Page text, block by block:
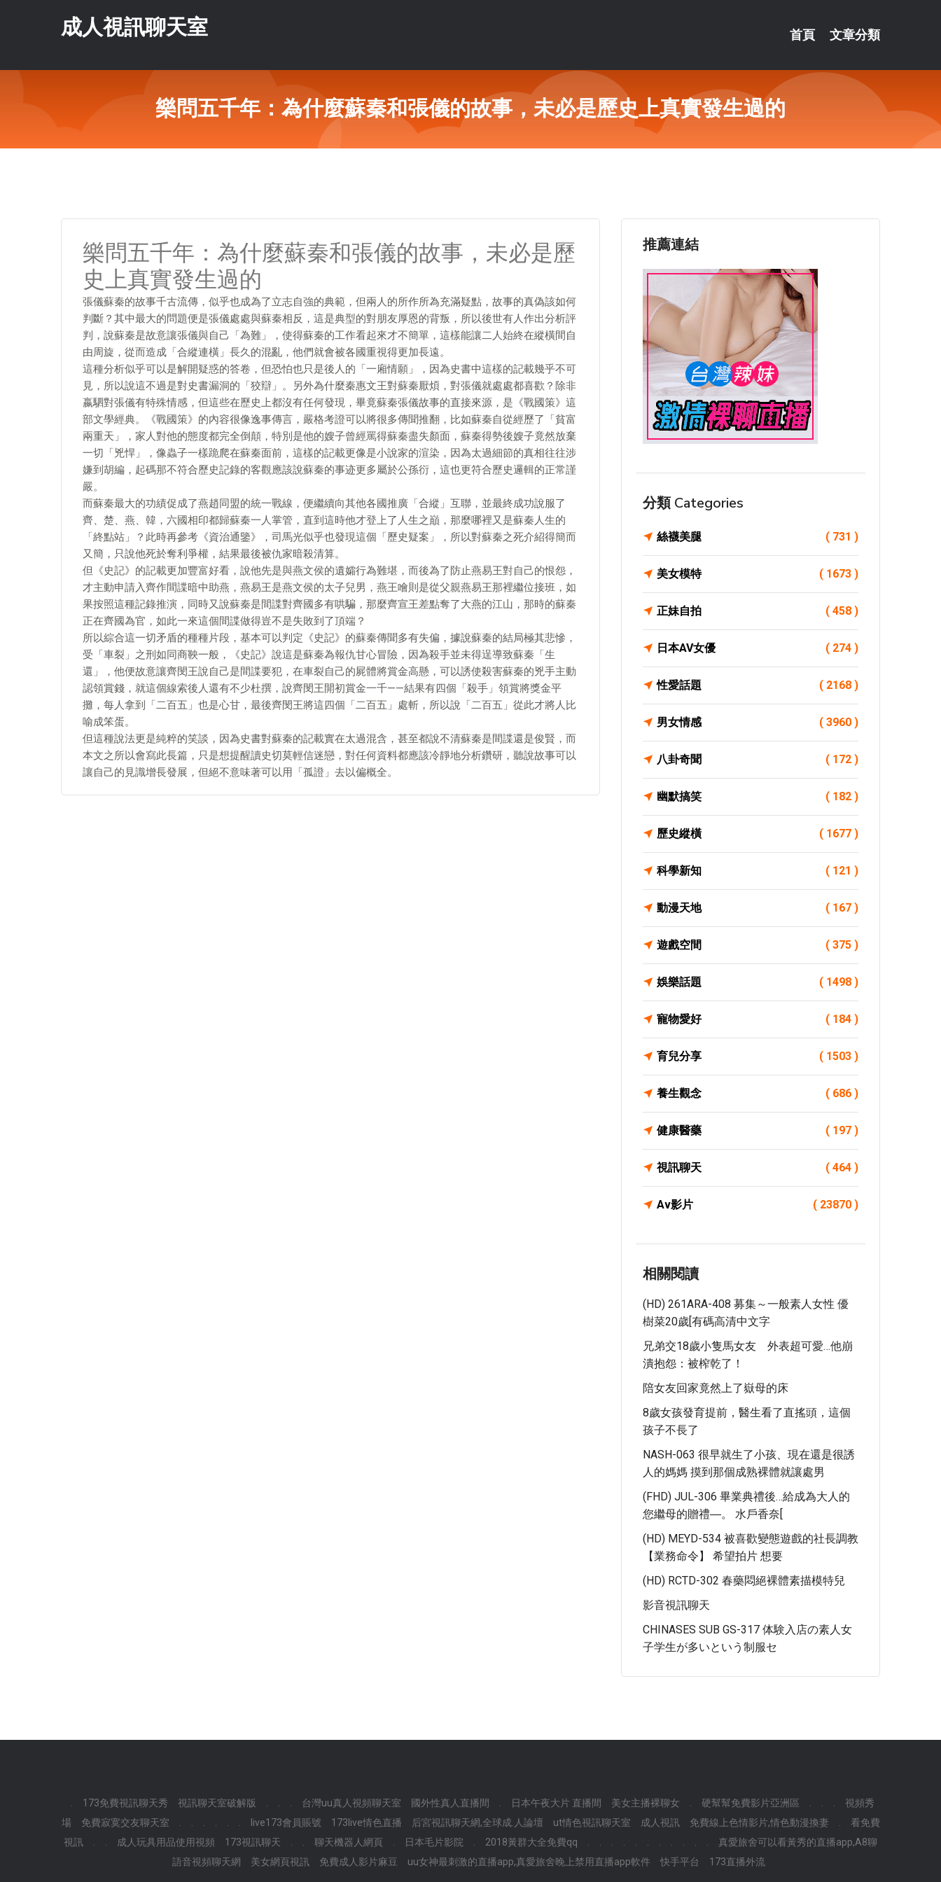
成人視訊聊天室 首頁 文章分類
樂問五千年：為什麼蘇秦和張儀的故事，未必是歷史上真實發生過的
樂問五千年：為什麼蘇秦和張儀的故事，未必是歷
史上真實發生過的
張儀蘇秦的故事千古流傳，似乎也成為了立志自強的典範，但兩人的所作所為充滿疑點，故事的真偽該如何
判斷？其中最大的問題便是張儀處處與蘇秦相反，這是典型的對朋友厚恩的背叛，所以後世有人作出分析評
判，說蘇秦是故意讓張儀與自己「為難」，使得蘇秦的工作看起來才不簡單，這樣能讓二人始終在縱橫間自
由周旋，從而造成「合縱連橫」長久的混亂，他們就會被各國重視得更加長遠。
這種分析似乎可以是解開疑惑的答卷，但恐怕也只是後人的「一廂情願」，因為史書中這樣的記載幾乎不可
見，所以說這不過是對史書漏洞的「狡辯」。另外為什麼秦惠文王對蘇秦厭煩，對張儀就處處都喜歡？除非
嬴駟對張儀有特殊情感，但這些在歷史上都沒有任何發現，畢竟蘇秦張儀故事的直接來源，是《戰國策》這
部文學經典。《戰國策》的內容很像逸事傳言，嚴格考證可以將很多傳聞推翻，比如蘇秦自從經歷了「貧富
兩重天」，家人對他的態度都完全倒顛，特別是他的嫂子曾經罵得蘇秦盡失顏面，蘇秦得勢後嫂子竟然放棄
一切「兇悍」，像蟲子一樣跪爬在蘇秦面前，這樣的記載更像是小說家的渲染，因為太過細節的真相往往涉
嫌到胡編，起碼那不符合歷史記錄的客觀應該說蘇秦的事迹更多屬於公孫衍，這也更符合歷史邏輯的正常謹
嚴。
而蘇秦最大的功績促成了燕趙同盟的統一戰線，便繼續向其他各國推廣「合縱」互聯，並最終成功說服了
齊、楚、燕、韓，六國相印都歸蘇秦一人掌管，直到這時他才登上了人生之巔，那麼哪裡又是蘇秦人生的
「終點站」？此時再參考《資治通鑒》，司馬光似乎也發現這個「歷史疑案」，所以對蘇秦之死介紹得簡而
又簡，只說他死於奪利爭權，結果最後被仇家暗殺清算。
但《史記》的記載更加豐富好看，說他先是與燕文侯的遺孀行為難堪，而後為了防止燕易王對自己的恨怨，
才主動申請入齊作間諜暗中助燕，燕易王是燕文侯的太子兒男，燕王噲則是從父親燕易王那裡繼位接班，如
果按照這種記錄推演，同時又說蘇秦是間諜對齊國多有哄騙，那麼齊宣王差點奪了大燕的江山，那時的蘇秦
正在齊國為官，如此一來這個間諜做得豈不是失敗到了頂端？
所以綜合這一切矛盾的種種片段，基本可以判定《史記》的蘇秦傳聞多有失偏，據說蘇秦的結局極其悲慘，
受「車裂」之刑如同商鞅一般，《史記》說這是蘇秦為報仇甘心冒險，因為殺手並未得逞導致蘇秦「生
還」，他便故意讓齊閔王說自己是間諜要犯，在車裂自己的屍體將賞金高懸，可以誘使殺害蘇秦的兇手主動
認領賞錢，就這個線索後人還有不少杜撰，說齊閔王開初賞金一千——結果有四個「殺手」領賞將獎金平
攤，每人拿到「二百五」也是心甘，最後齊閔王將這四個「二百五」處斬，所以說「二百五」從此才將人比
喻成笨蛋。
但這種說法更是純粹的笑談，因為史書對蘇秦的記載實在太過混含，甚至都說不清蘇秦是間諜還是俊賢，而
本文之所以會寫此長篇，只是想提醒讀史切莫輕信迷戀，對任何資料都應該冷靜地分析鑽研，聽說故事可以
讓自己的見識增長發展，但絕不意味著可以用「孤證」去以偏概全。
推薦連結
分類 Categories
絲襪美腿 ( 731 )
美女模特 ( 1673 )
正妹自拍 ( 458 )
日本AV女優 ( 274 )
性愛話題 ( 2168 )
男女情感 ( 3960 )
八卦奇聞 ( 172 )
幽默搞笑 ( 182 )
歷史縱橫 ( 1677 )
科學新知 ( 121 )
動漫天地 ( 167 )
遊戲空間 ( 375 )
娛樂話題 ( 1498 )
寵物愛好 ( 184 )
育兒分享 ( 1503 )
養生觀念 ( 686 )
健康醫藥 ( 197 )
視訊聊天 ( 464 )
Av影片 ( 23870 )
相關閱讀
(HD) 261ARA-408 募集～一般素人女性 優
樹菜20歲[有碼高清中文字
兄弟交18歲小隻馬女友 外表超可愛…他崩
潰抱怨：被榨乾了！
陪女友回家竟然上了嶽母的床
8歲女孩發育提前，醫生看了直搖頭，這個
孩子不長了
NASH-063 很早就生了小孩、現在還是很誘
人的媽媽 摸到那個成熟裸體就讓處男
(FHD) JUL-306 畢業典禮後…給成為大人的
您繼母的贈禮―。 水戶香奈[
(HD) MEYD-534 被喜歡變態遊戲的社長調教
【業務命令】 希望拍片 想要
(HD) RCTD-302 春藥悶絕裸體素描模特兒
影音視訊聊天
CHINASES SUB GS-317 体験入店の素人女
子学生が多いという制服セ
173免費視訊聊天秀 視訊聊天室破解版 台灣uu真人視頻聊天室 國外性真人直播間 日本午夜大片 直播間 美女主播裸聊女 硬幫幫免費影片亞洲區
視頻秀
場
免費寂寞交友聊天室 live173會員賬號 173live情色直播 后宮視訊聊天網,全球成.人論壇 ut情色視訊聊天室 成人視訊 免費線上色情影片,情色動漫換妻
看免費
視訊
成人玩具用品使用視頻 173視訊聊天 聊天機器人網頁 日本毛片影院 2018黃群大全免費qq
真愛旅舍可以看黃秀的直播app,A8聊
語音視頻聊天網
美女網頁視訊 免費成人影片麻豆 uu女神最刺激的直播app,真愛旅舍晚上禁用直播app軟件 快手平台 173直播外流